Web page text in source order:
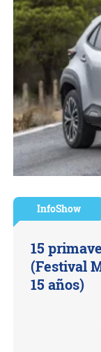
InfoShow
15
(Festival
15 años)